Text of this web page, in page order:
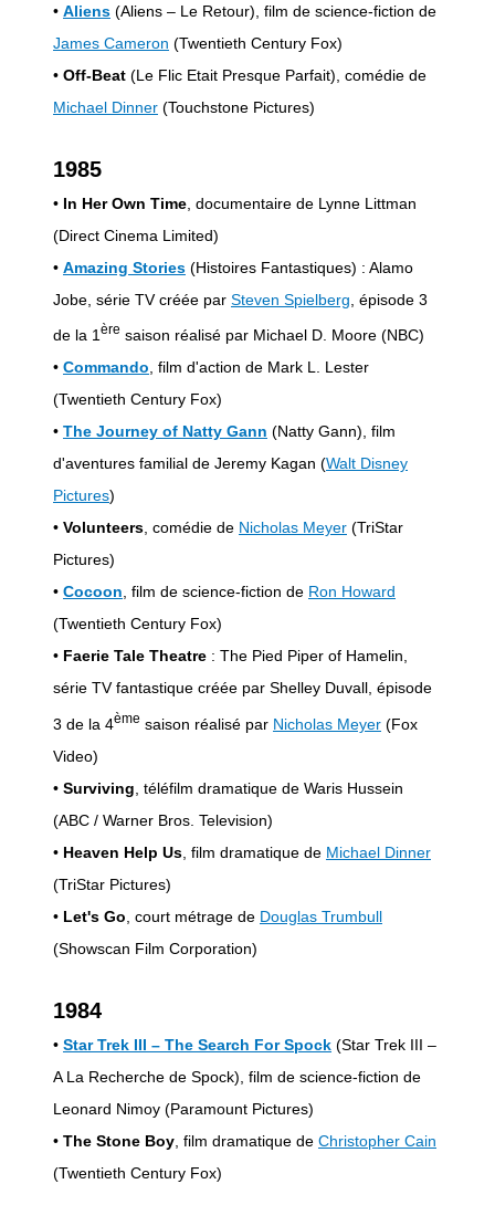
• Aliens (Aliens – Le Retour), film de science-fiction de
James Cameron (Twentieth Century Fox)
• Off-Beat (Le Flic Etait Presque Parfait), comédie de
Michael Dinner (Touchstone Pictures)
1985
• In Her Own Time , documentaire de Lynne Littman
(Direct Cinema Limited)
• Amazing Stories (Histoires Fantastiques) : Alamo
Jobe, série TV créée par Steven Spielberg , épisode 3
de la 1ère saison réalisé par Michael D. Moore (NBC)
• Commando, film d'action de Mark L. Lester
(Twentieth Century Fox)
• The Journey of Natty Gann (Natty Gann), film
d'aventures familial de Jeremy Kagan (Walt Disney
Pictures)
• Volunteers, comédie de Nicholas Meyer (TriStar
Pictures)
• Cocoon, film de science-fiction de Ron Howard
(Twentieth Century Fox)
• Faerie Tale Theatre : The Pied Piper of Hamelin,
série TV fantastique créée par Shelley Duvall, épisode
3 de la 4ème saison réalisé par Nicholas Meyer (Fox
Video)
• Surviving , téléfilm dramatique de Waris Hussein
(ABC / Warner Bros. Television)
• Heaven Help Us , film dramatique de Michael Dinner
(TriStar Pictures)
• Let's Go , court métrage de Douglas Trumbull
(Showscan Film Corporation)
1984
• Star Trek III – The Search For Spock (Star Trek III –
A La Recherche de Spock), film de science-fiction de
Leonard Nimoy (Paramount Pictures)
• The Stone Boy , film dramatique de Christopher Cain
(Twentieth Century Fox)